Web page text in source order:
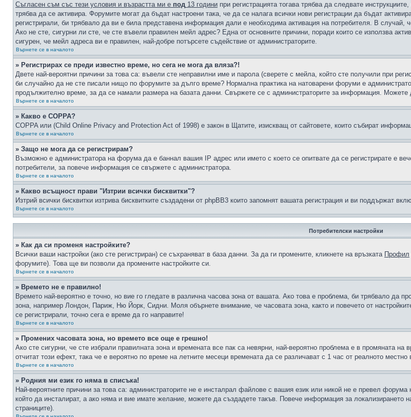
Съгласен съм със тези условия и възрастта ми е под 13 години при регистрацията тогава трябва да следвате
трябва да се активира. Форумите могат да бъдат настроени така, че да се налага всички нови регистрации да бъдат
регистрирали, би трябвало да ви е била представена информация дали е необходима активация на потребителя. В
Ако не сте, сигурни ли сте, че сте въвели правилен мейл адрес? Една от основните причини, поради които се използва
сигурен, че мейл адреса ви е правилен, най-добре потърсете съдействие от администраторите.
Върнете се в началото
» Регистрирах се преди известно време, но сега не мога да вляза?!
Двете най-вероятни причини за това са: въвели сте неправилни име и парола (сверете с мейла, който сте получили при
би случайно да не сте писали нищо по форумите за дълго време? Нормална практика на натоварени форуми е
продължително време, за да се намали размера на базата данни. Свържете се с администраторите за информация. Можете
Върнете се в началото
» Какво е COPPA?
COPPA или (Child Online Privacy and Protection Act of 1998) е закон в Щатите, изискващ от сайтовете, които събират
Върнете се в началото
» Защо не мога да се регистрирам?
Възможно е администратора на форума да е баннал вашия IP адрес или името с което се опитвате да се регистрирате е
потребители, за повече информация се свържете с администратора.
Върнете се в началото
» Какво всъщност прави "Изтрии всички бисквитки"?
Изтрий всички бисквитки изтрива бисквитките създадени от phpBB3 които запомнят вашата регистрация и ви поддържат
Върнете се в началото
Потребителски настройки
» Как да си променя настройките?
Всички ваши настройки (ако сте регистриран) се съхраняват в база данни. За да ги промените, кликнете на връзката Профил
форумите). Това ще ви позволи да промените настройките си.
Върнете се в началото
» Времето не е правилно!
Времето най-вероятно е точно, но вие го гледате в различна часова зона от вашата. Ако това е проблема, би трябвало да
зона, например Лондон, Париж, Ню Йорк, Сидни. Моля обърнете внимание, че часовата зона, както и повечето от
се регистрирали, точно сега е време да го направите!
Върнете се в началото
» Промених часовата зона, но времето все още е грешно!
Ако сте сигурни, че сте избрали правилната зона и времената все пак са невярни, най-вероятно проблема е в промяната
отчитат този ефект, така че е вероятно по време на летните месеци времената да се различават с 1 час от реалното местно
Върнете се в началото
» Родния ми език го няма в списъка!
Най-вероятните причини за това са: администраторите не е инсталрал файлове с вашия език или никой не е превел
който да инсталират, а ако няма и вие имате желание, можете да създадете такъв. Повече информация за
страниците).